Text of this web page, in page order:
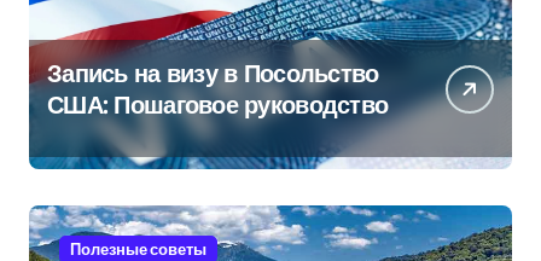
Запись на визу в Посольство
США: Пошаговое руководство
Полезные советы